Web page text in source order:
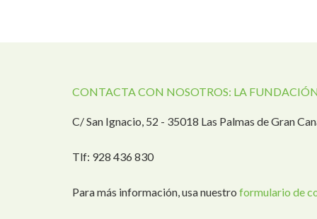
CONTACTA CON NOSOTROS: LA
C/ San Ignacio, 52 - 35018 Las Palmas de Gran
Tlf: 928 436 830
Para más información, usa nuestro formulario de